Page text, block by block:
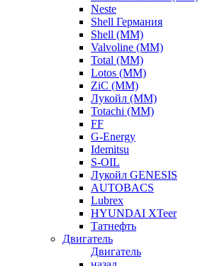
Neste
Shell Германия
Shell (ММ)
Valvoline (ММ)
Total (ММ)
Lotos (ММ)
ZiC (ММ)
Лукойл (ММ)
Totachi (MM)
FF
G-Energy
Idemitsu
S-OIL
Лукойл GENESIS
AUTOBACS
Lubrex
HYUNDAI XTeer
Татнефть
Двигатель
Двигатель